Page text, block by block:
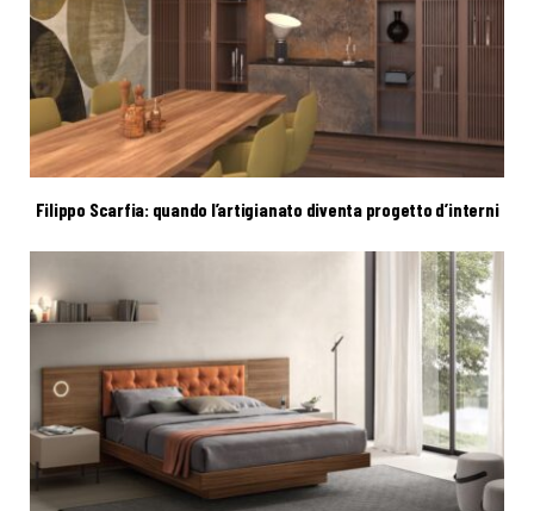
Filippo Scarfia: quando l’artigianato diventa progetto d’interni